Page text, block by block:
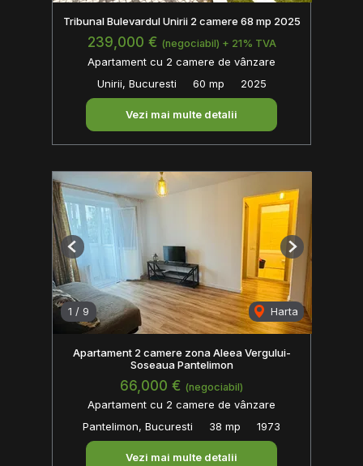
Tribunal Bulevardul Unirii 2 camere 68 mp 2025
239,000 € (negociabil) + 21% TVA
Apartament cu 2 camere de vânzare
Unirii, Bucuresti
60 mp 2025
Vezi mai multe detalii
1 / 9 Harta
Previous Next
Apartament 2 camere zona Aleea Vergului-
Soseaua Pantelimon
66,000 € (negociabil)
Apartament cu 2 camere de vânzare
Pantelimon, Bucuresti
38 mp 1973
Vezi mai multe detalii